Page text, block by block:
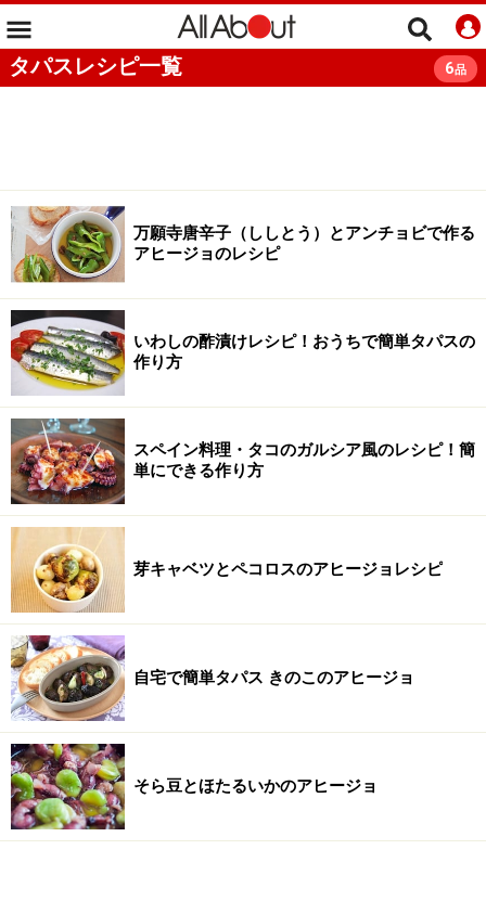
タパスレシピ一覧 6品
万願寺唐辛子（ししとう）とアンチョビで作る
アヒージョのレシピ
いわしの酢漬けレシピ！おうちで簡単タパスの
作り方
スペイン料理・タコのガルシア風のレシピ！簡
単にできる作り方
芽キャベツとペコロスのアヒージョレシピ
自宅で簡単タパス きのこのアヒージョ
そら豆とほたるいかのアヒージョ